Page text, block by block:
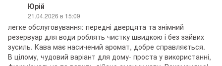
Юрій
21.04.2026 в 15:09
легке обслуговування: передні дверцята та знімний
резервуар для води роблять чистку швидкою і без зайвих
зусиль. Кава має насичений аромат, добре справляється.
В цілому, чудовий варіант для дому- проста у використанні,